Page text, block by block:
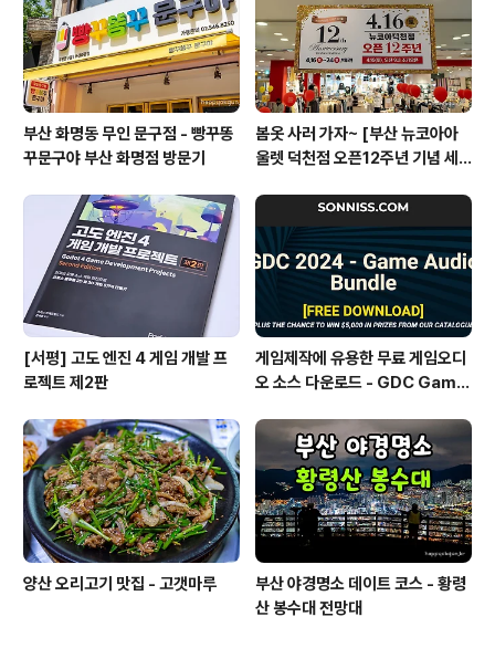
부산 화명동 무인 문구점 - 빵꾸똥
꾸문구야 부산 화명점 방문기
봄옷 사러 가자~ [부산 뉴코아아
울렛 덕천점 오픈12주년 기념 세
[서평] 고도 엔진 4 게임 개발 프
로젝트 제2판
게임제작에 유용한 무료 게임오디
오 소스 다운로드 - GDC Game
양산 오리고기 맛집 - 고갯마루
부산 야경명소 데이트 코스 - 황령
산 봉수대 전망대